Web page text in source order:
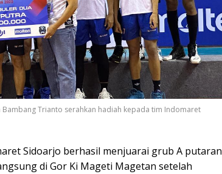
Trianto serahkan hadiah kepada tim Indomaret
Sidoarjo berhasil menjuarai grub A putaran
di Gor Ki Mageti Magetan setelah